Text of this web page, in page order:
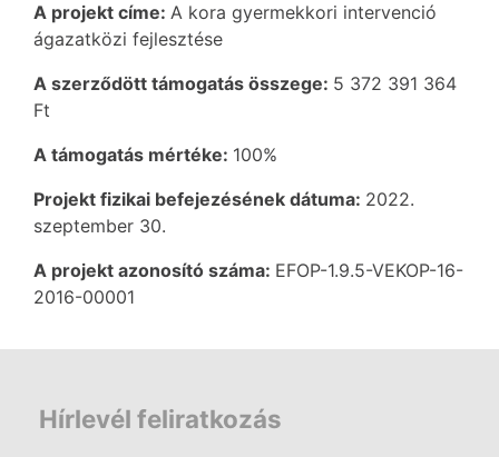
A projekt címe: A kora gyermekkori intervenció
ágazatközi fejlesztése
A szerződött támogatás összege: 5 372 391 364
Ft
A támogatás mértéke: 100%
Projekt fizikai befejezésének dátuma: 2022.
szeptember 30.
A projekt azonosító száma: EFOP-1.9.5-VEKOP-16-
2016-00001
Hírlevél feliratkozás